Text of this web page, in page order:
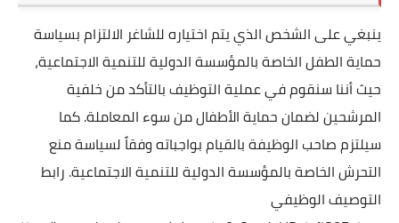
ينبغي على الشخص الذي يتم اختياره للشاغر الالتزام بسياسة
حماية الطفل الخاصة بالمؤسسة الدولية للتنمية الاجتماعية،
حيث أننا سنقوم في عملية التوظيف بالتأكد من خلفية
المرشحين لضمان حماية الأطفال من سوء المعاملة.كما
سيلتزم صاحب الوظيفة بالقيام بواجباته وفقاً لسياسة منع
التحرش الخاصة بالمؤسسة الدولية للتنمية الاجتماعية. رابط
التوصيف الوظيفي